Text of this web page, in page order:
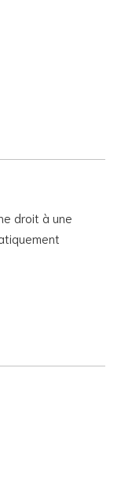
droit à une